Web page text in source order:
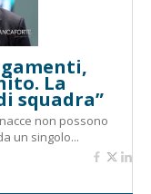
La
squadra”
non possono
un singolo...